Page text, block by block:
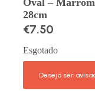
28cm
€7.50
Esgotado